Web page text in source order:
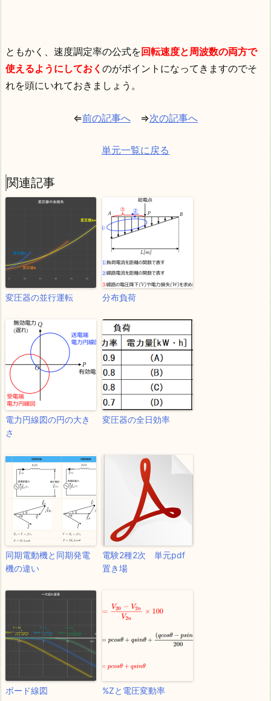
ともかく、速度調定率の公式を回転速度と周波数の両方で
使えるようにしておく のがポイントになってきますのでそ
れを頭にいれておきましょう。
⇐前の記事へ ⇒次の記事へ
単元一覧に戻る
関連記事
変圧器の並行運転 分布負荷
電力円線図の円の大き
さ
変圧器の全日効率
同期電動機と同期発電
機の違い
電験2種2次 単元pdf
置き場
ボード線図 %Zと電圧変動率